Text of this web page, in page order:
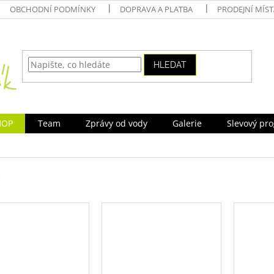
OBCHODNÍ PODMÍNKY DOPRAVA A PLATBA PRODEJNÍ
HLEDAT
Team Zprávy od vody Galerie Slevový